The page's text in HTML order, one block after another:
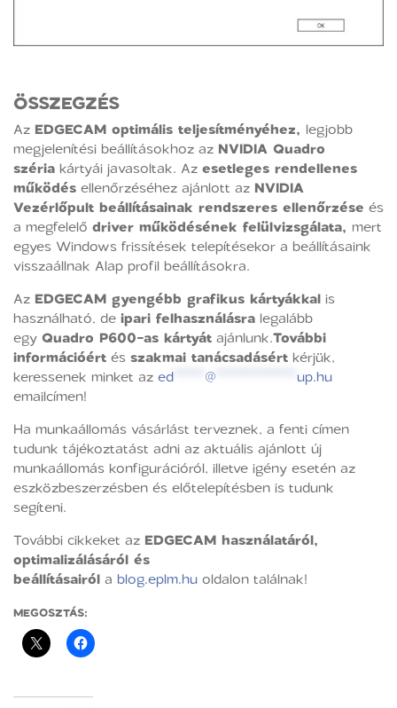
ÖSSZEGZÉS
Az EDGECAM optimális teljesítményéhez, legjobb
megjelenítési beállításokhoz az NVIDIA Quadro
széria kártyái javasoltak. Azesetleges rendellenes
működésellenőrzéséhez ajánlott az NVIDIA
Vezérlőpult beállításainak rendszeres ellenőrzése és
a megfelelő driver működésének felülvizsgálata, mert
egyes Windows frissítések telepítésekor a beállításaink
visszaállnak Alap profil beállításokra.
Az EDGECAM gyengébb grafikus kártyákkalis
használható, deipari felhasználásra legalább
egyQuadro P600-as kártyátajánlunk.További
információértés szakmai tanácsadásért kérjük,
keressenek minket azed @ up.hu
emailcímen!
Ha munkaállomás vásárlást terveznek, a fenti címen
tudunk tájékoztatást adni az aktuális ajánlott új
munkaállomás konfigurációról, illetve igény esetén az
eszközbeszerzésben és előtelepítésben is tudunk
segíteni.
További cikkeket az EDGECAM használatáról,
optimalizálásáról és
beállításairóla blog.eplm.huoldalon találnak!
MEGOSZTÁS: